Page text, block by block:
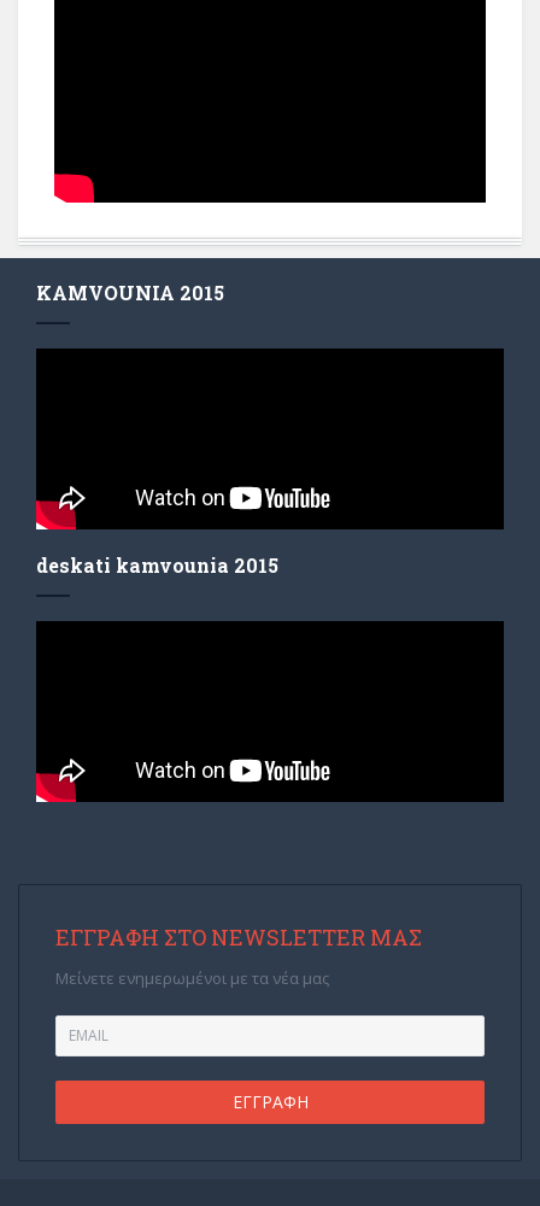
KAMVOUNIA 2015
deskati kamvounia 2015
ΕΓΓΡΑΦΉ ΣΤΟ NEWSLETTER ΜΑΣ
Μείνετε ενημερωμένοι με τα νέα μας